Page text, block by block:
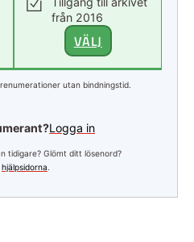
från 2016
VÄLJ
utan bindningstid.
Logga in
tidigare? Glömt ditt lösenord?
hjälpsidorna.